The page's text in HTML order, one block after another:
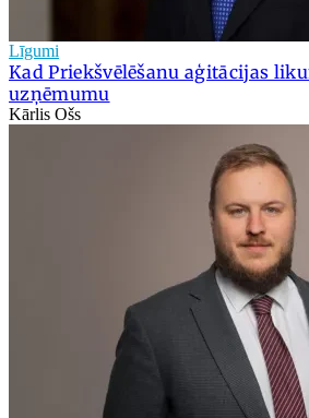
Līgumi
Kad Priekšvēlēšanu aģitācijas
uzņēmumu
Kārlis Ošs